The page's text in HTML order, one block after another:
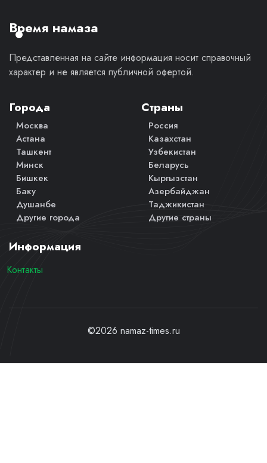
мнение.
Время намаза
Представленная на сайте информация носит справочный
характер и не является публичной офертой.
Города
Москва
Астана
Ташкент
Минск
Бишкек
Баку
Душанбе
Другие города
Страны
Россия
Казахстан
Узбекистан
Беларусь
Кыргызстан
Азербайджан
Таджикистан
Другие страны
Информация
Контакты
©2026 namaz-times.ru